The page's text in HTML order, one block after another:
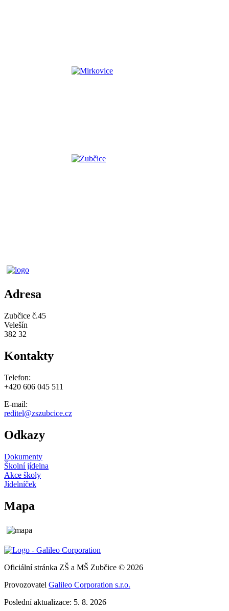
Adresa
Zubčice č.45
Velešín
382 32
Kontakty
Telefon:
+420 606 045 511
E-mail:
reditel@zszubcice.cz
Odkazy
Dokumenty
Školní jídelna
Akce školy
Jídelníček
Mapa
Oficiální stránka ZŠ a MŠ Zubčice © 2026
Provozovatel Galileo Corporation s.r.o.
Poslední aktualizace: 5. 8. 2026